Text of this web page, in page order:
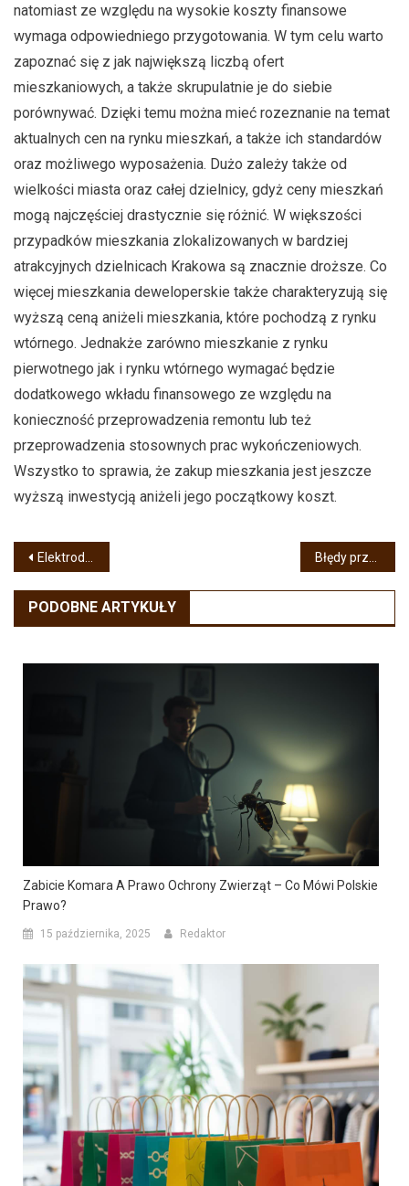
natomiast ze względu na wysokie koszty finansowe
wymaga odpowiedniego przygotowania. W tym celu warto
zapoznać się z jak największą liczbą ofert
mieszkaniowych, a także skrupulatnie je do siebie
porównywać. Dzięki temu można mieć rozeznanie na temat
aktualnych cen na rynku mieszkań, a także ich standardów
oraz możliwego wyposażenia. Dużo zależy także od
wielkości miasta oraz całej dzielnicy, gdyż ceny mieszkań
mogą najczęściej drastycznie się różnić. W większości
przypadków mieszkania zlokalizowanych w bardziej
atrakcyjnych dzielnicach Krakowa są znacznie droższe. Co
więcej mieszkania deweloperskie także charakteryzują się
wyższą ceną aniżeli mieszkania, które pochodzą z rynku
wtórnego. Jednakże zarówno mieszkanie z rynku
pierwotnego jak i rynku wtórnego wymagać będzie
dodatkowego wkładu finansowego ze względu na
konieczność przeprowadzenia remontu lub też
przeprowadzenia stosownych prac wykończeniowych.
Wszystko to sprawia, że zakup mieszkania jest jeszcze
wyższą inwestycją aniżeli jego początkowy koszt.
Nawigacja
wpisu
Elektrodrążenie drutowe – czym jest i na czym polega?
PODOBNE ARTYKUŁY
Zabicie Komara A Prawo Ochrony Zwierząt – Co Mówi Polskie
Prawo?
15 października, 2025 Redaktor